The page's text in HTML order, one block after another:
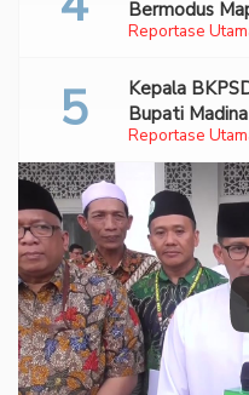
Reportase
Bermodus
Reportase
Kepala
Bupati